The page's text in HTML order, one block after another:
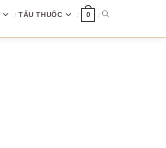
TẨU THUỐC 0 TOGGLE